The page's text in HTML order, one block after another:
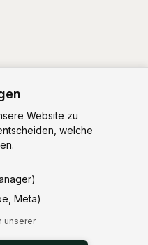
(Vorsitz)
Website zu
welche
Meta)
unserer